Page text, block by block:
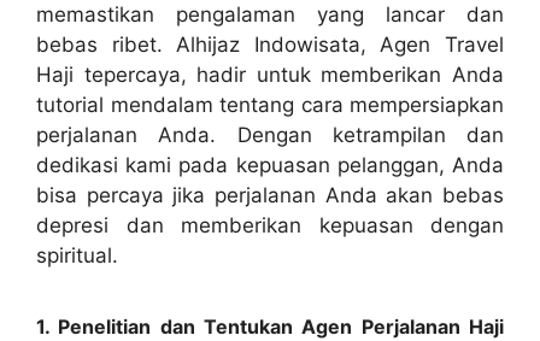
memastikan pengalaman yang lancar dan
bebas ribet. Alhijaz Indowisata, Agen Travel
Haji tepercaya, hadir untuk memberikan Anda
tutorial mendalam tentang cara mempersiapkan
perjalanan Anda. Dengan ketrampilan dan
dedikasi kami pada kepuasan pelanggan, Anda
bisa percaya jika perjalanan Anda akan bebas
depresi dan memberikan kepuasan dengan
spiritual.
1. Penelitian dan Tentukan Agen Perjalanan Haji